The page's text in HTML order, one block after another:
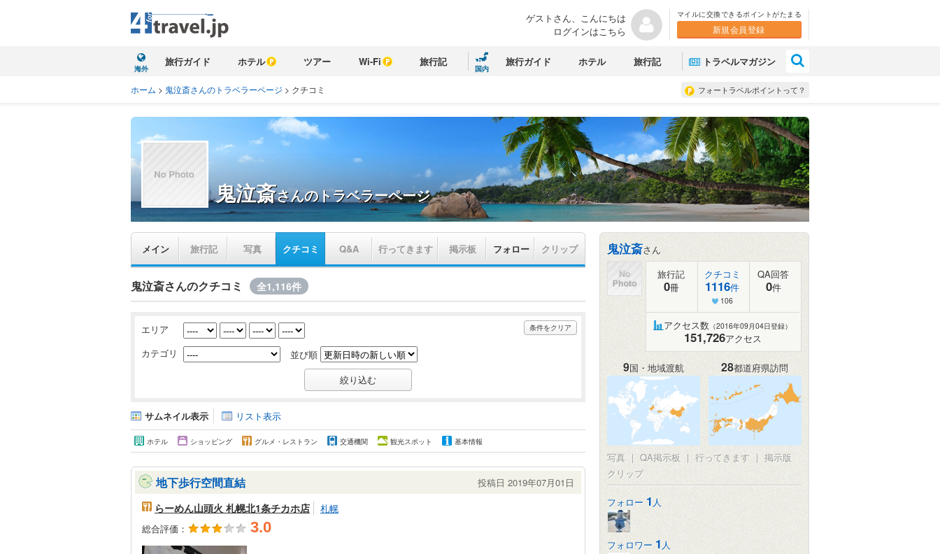
ゲストさん、こんにちは
ログインはこちら
マイルに交換できるポイントがたまる
新規会員登録
海外
旅行ガイド ホテル ツアー Wi-Fi 旅行記
国内
旅行ガイド ホテル 旅行記 トラベルマガジン
フォートラベルポイントって？
ホーム > 鬼泣斎さんのトラベラーページ > クチコミ
鬼泣斎さんのトラベラーページ
メイン 旅行記 写真 クチコミ Q&A 行ってきます 掲示板 フォロー クリップ
鬼泣斎さんのクチコミ 全1,116件
条件をクリア
エリア
カテゴリ
並び順
サムネイル表示 リスト表示
ホテル ショッピング グルメ・レストラン 交通機関 観光スポット 基本情報
地下歩行空間直結 投稿日 2019年07月01日
らーめん山頭火 札幌北1条チカホ店
札幌
総合評価：
3.0
鬼泣斎さん
旅行記
0冊
クチコミ
1116件
106
QA回答
0件
アクセス数 （2016年09月04日登録）
151,726アクセス
9国・地域渡航 28都道府県訪問
写真 | QA掲示板 | 行ってきます | 掲示版
クリップ
フォロー 1 人
フォロワー 1 人